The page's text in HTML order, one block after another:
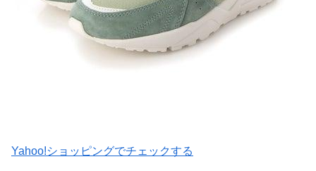
Yahoo!ショッピングでチェックする